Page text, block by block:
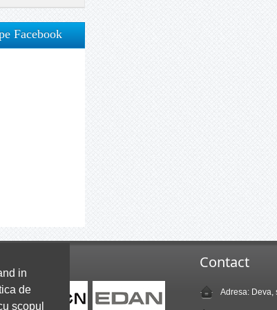
in
de
scopul
Facebook
Contact
Adresa: Deva,